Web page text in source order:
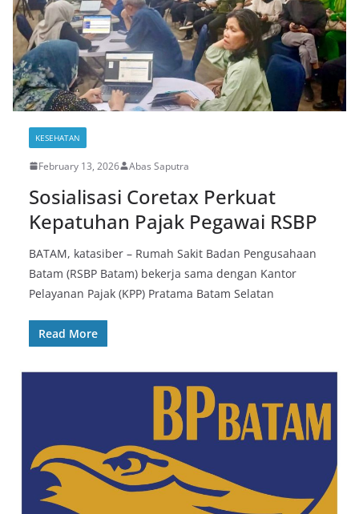
KESEHATAN
February 13, 2026 Abas Saputra
Sosialisasi Coretax Perkuat
Kepatuhan Pajak Pegawai RSBP
BATAM, katasiber – Rumah Sakit Badan Pengusahaan
Batam (RSBP Batam) bekerja sama dengan Kantor
Pelayanan Pajak (KPP) Pratama Batam Selatan
Read More